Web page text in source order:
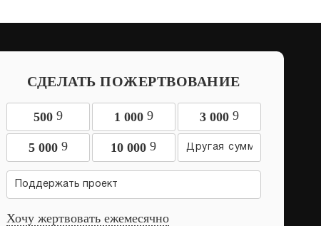
СДЕЛАТЬ ПОЖЕРТВОВАНИЕ
500 9 1 000 9 3 000 9
5 000 9 10 0009
Поддержать проект
Хочу жертвовать ежемесячно